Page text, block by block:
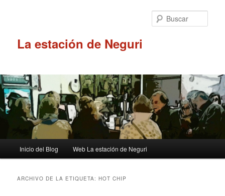
La estación de Neguri
principal
Inicio del Blog Web La estación de Neguri
ARCHIVO DE LA ETIQUETA:HOT CHIP